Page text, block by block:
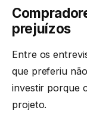
prejuízos
Entre os
que preferiu
investir porque
projeto.